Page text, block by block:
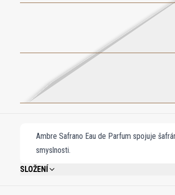
Ambre Safrano Eau de Parfum spojuje
smyslnosti.
SLOŽENÍ
ALCOHOL DENAT, PARFUM (FRAGRANCE), AQUA
CINNAMATE, CINNAMAL, EUGENOL, ISOEUGENOL,